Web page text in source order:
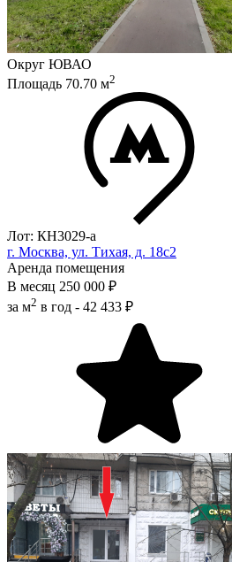
Округ ЮВАО
Площадь 70.70 м2
Лот: КН3029-a
г. Москва, ул. Тихая, д. 18с2
Аренда помещения
В месяц 250 000 ₽
за м2 в год - 42 433 ₽